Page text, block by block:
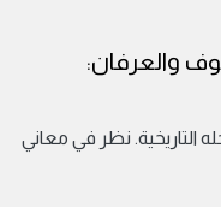
والعرفان:
التاريخية. نظر في معاني